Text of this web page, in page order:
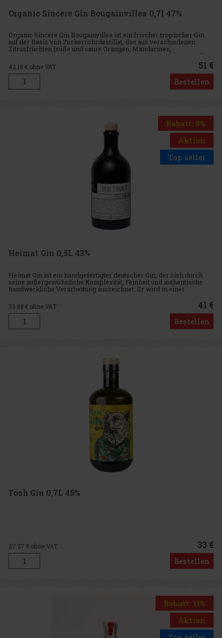
Organic Sincere Gin Bougainvillea 0,7l 47%
Organic Sincere Gin Bougainvillea ist ein frischer tropischer Gin
auf der Basis von Zuckerrohrdestillat, das aus verschiedenen
Zitrusfrüchten (süße und saure Orangen, Mandarinen,
Pampelmusen und drei verschiedene Limettensorten) hergestellt
wird. Die
42.15 € ohne VAT 51 €
Bestellen
Rabatt: 9%
Aktion
Top seller
Heimat Gin 0,5L 43%
Heimat Gin ist ein handgefertigter deutscher Gin, der sich durch
seine außergewöhnliche Komplexität, Feinheit und authentische
handwerkliche Verarbeitung auszeichnet. Er wird in einer
charakteristischen halben Liter Flasche aus Ton mit
Korkverschluss
33.88 € ohne VAT 41 €
Bestellen
Tösh Gin 0,7L 45%
27.27 € ohne VAT 33 €
Bestellen
Rabatt: 11%
Aktion